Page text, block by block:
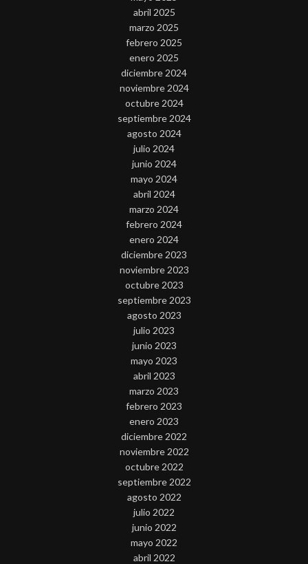
abril 2025
marzo 2025
febrero 2025
enero 2025
diciembre 2024
noviembre 2024
octubre 2024
septiembre 2024
agosto 2024
julio 2024
junio 2024
mayo 2024
abril 2024
marzo 2024
febrero 2024
enero 2024
diciembre 2023
noviembre 2023
octubre 2023
septiembre 2023
agosto 2023
julio 2023
junio 2023
mayo 2023
abril 2023
marzo 2023
febrero 2023
enero 2023
diciembre 2022
noviembre 2022
octubre 2022
septiembre 2022
agosto 2022
julio 2022
junio 2022
mayo 2022
abril 2022